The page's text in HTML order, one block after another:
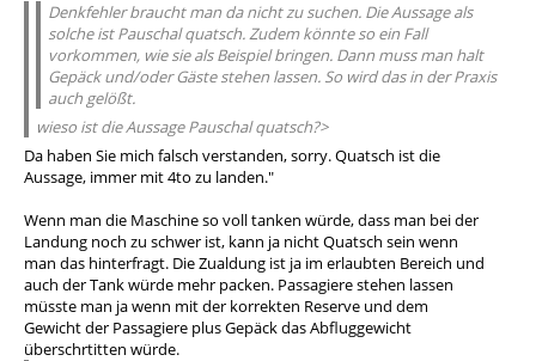
Denkfehler braucht man da nicht zu suchen. Die Aussage als
solche ist Pauschal quatsch. Zudem könnte so ein Fall
vorkommen, wie sie als Beispiel bringen. Dann muss man halt
Gepäck und/oder Gäste stehen lassen. So wird das in der Praxis
auch gelößt.
wieso ist die Aussage Pauschal quatsch?>
Da haben Sie mich falsch verstanden, sorry. Quatsch ist die
Aussage, immer mit 4to zu landen."
Wenn man die Maschine so voll tanken würde, dass man bei der
Landung noch zu schwer ist, kann ja nicht Quatsch sein wenn
man das hinterfragt. Die Zualdung ist ja im erlaubten Bereich und
auch der Tank würde mehr packen. Passagiere stehen lassen
müsste man ja wenn mit der korrekten Reserve und dem
Gewicht der Passagiere plus Gepäck das Abfluggewicht
überschrtitten würde.